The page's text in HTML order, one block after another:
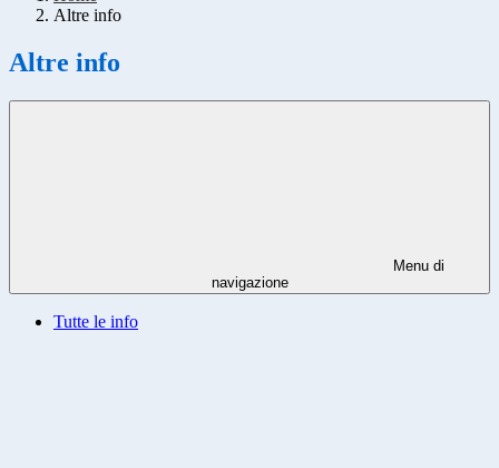
Altre info
Altre info
Menu di
navigazione
Tutte le info